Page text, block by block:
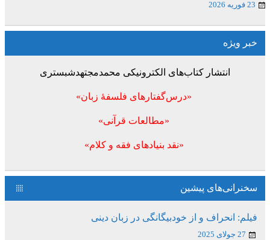
23 فوریه 2026
خبر ویژه
انتشار کتاب‌های الکترونیکی محمدمجتهدشبستری
«درس‌گفتارهای فلسفۀ زبان»
«مطالعات قرآنی»
«نقد بنیادهای فقه و کلام»
سخنرانی‌های پیشین
فیلم: انحراف و از خودبیگانگی در زبان دینی
27 جولای 2025